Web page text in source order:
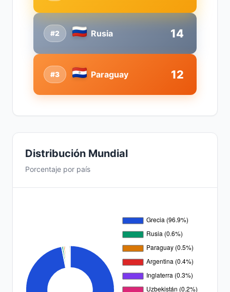
#2 Rusia 14
#3 Paraguay 12
Distribución Mundial
Porcentaje por país